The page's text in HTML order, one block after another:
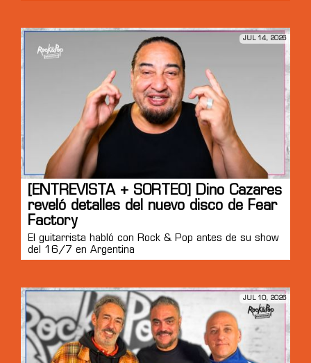
JUL 14, 2026
[ENTREVISTA + SORTEO] Dino Cazares
reveló detalles del nuevo disco de Fear
Factory
El guitarrista habló con Rock & Pop antes de su show
del 16/7 en Argentina
JUL 10, 2026